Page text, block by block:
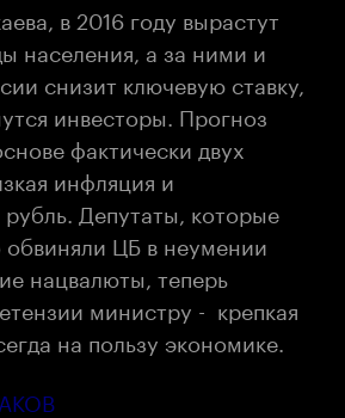
в 2016 году вырастут
населения, а за ними и
снизит ключевую ставку,
инвесторы. Прогноз
фактически двух
инфляция и
Депутаты, которые
обвиняли ЦБ в неумении
нацвалюты, теперь
министру - крепкая
на пользу экономике.